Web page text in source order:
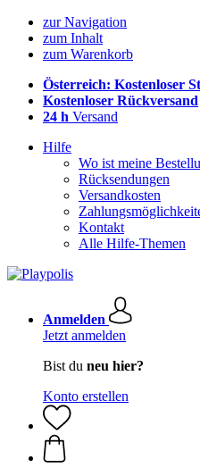
zur Navigation
zum Inhalt
zum Warenkorb
Österreich: Kostenloser
Kostenloser Rückversand
24 h Versand
Hilfe
Wo ist meine
Rücksendungen
Versandkosten
Kontakt
Alle Hilfe-Themen
Anmelden
Jetzt anmelden
Bist du neu hier?
Konto erstellen